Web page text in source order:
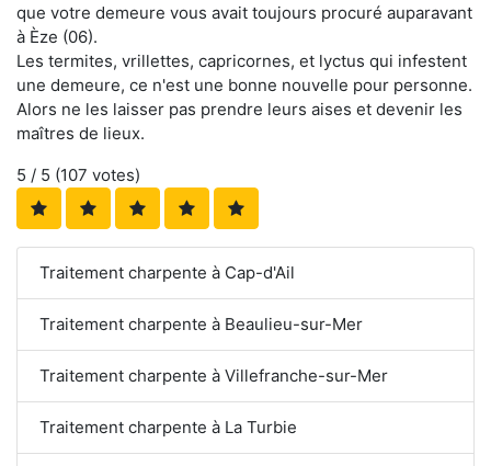
que votre demeure vous avait toujours procuré auparavant
à Èze (06).
Les termites, vrillettes, capricornes, et lyctus qui infestent
une demeure, ce n'est une bonne nouvelle pour personne.
Alors ne les laisser pas prendre leurs aises et devenir les
maîtres de lieux.
5 / 5 (107 votes)
Traitement charpente à Cap-d'Ail
Traitement charpente à Beaulieu-sur-Mer
Traitement charpente à Villefranche-sur-Mer
Traitement charpente à La Turbie